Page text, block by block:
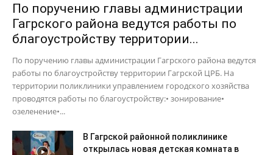
По поручению главы администрации
Гагрского района ведутся работы по
благоустройству территории...
По поручению главы администрации Гагрского района ведутся
работы по благоустройству территории Гагрской ЦРБ. На
территории поликлиники управлением городского хозяйства
проводятся работы по благоустройству:• зонирование•
озеленение•...
В Гагрской районной поликлинике
открылась новая детская комната в